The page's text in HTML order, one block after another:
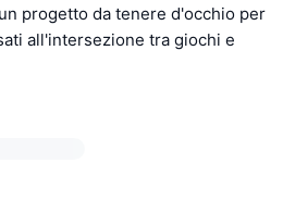
progetto da tenere d'occhio per
all'intersezione tra giochi e